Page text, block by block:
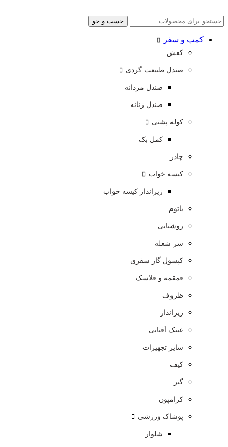
جست و جو
کمپ و سفر
کفش
صندل طبیعت گردی
صندل مردانه
صندل زنانه
کوله پشتی
کمل بک
چادر
کیسه خواب
زیرانداز کیسه خواب
باتوم
روشنایی
سر شعله
کپسول گاز سفری
قمقمه و فلاسک
ظروف
زیرانداز
عینک آفتابی
سایر تجهیزات
کیف
گتر
کرامپون
پوشاک ورزشی
شلوار